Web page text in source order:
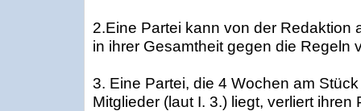
2.Eine Partei kann von der Redaktion
in ihrer Gesamtheit gegen die Regeln
3. Eine Partei, die 4 Wochen am
Mitglieder (laut I. 3.) liegt, verliert ihren